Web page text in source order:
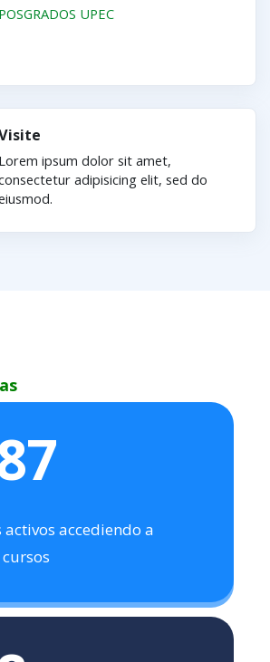
POSGRADOS UPEC
Lorem ipsum dolor sit amet,
adipisicing elit, sed do
accediendo a